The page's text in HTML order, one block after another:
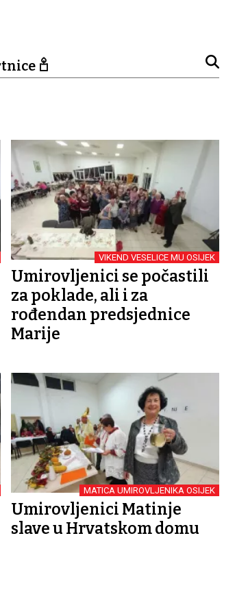
VIKEND VESELICE MU OSIJEK
Umirovljenici se počastili
za poklade, ali i za
rođendan predsjednice
Marije
MATICA UMIROVLJENIKA OSIJEK
Umirovljenici Matinje
slave u Hrvatskom domu